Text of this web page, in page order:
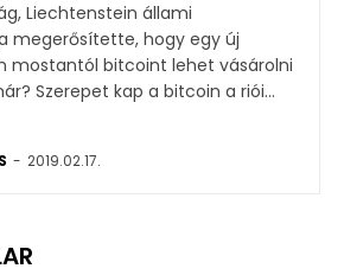
Liechtenstein állami
megerősítette, hogy egy új
mostantól bitcoint lehet vásárolni
Szerepet kap a bitcoin a riói...
- 2019.02.17.